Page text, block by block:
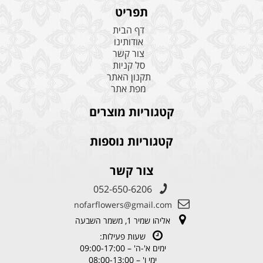
תפריט
דף הבית
אודותינו
צור קשר
סל קניות
תקנון האתר
מפת אתר
קטגוריות מוצרים
קטגוריות נוספות
צור קשר
052-650-6206
nofarflowers@gmail.com
אליהו שמיר 1, משמר השבעה
שעות פעילות:
ימים א'-ה' – 09:00-17:00
ימי ו' – 08:00-13:00